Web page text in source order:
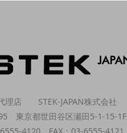
理店 STEK-JAPAN株式会社
東京都世田谷区瀬田5-1-15-1F